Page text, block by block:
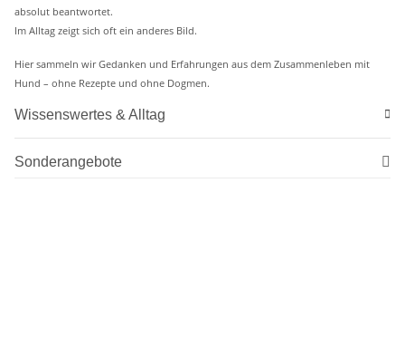
absolut beantwortet.
Im Alltag zeigt sich oft ein anderes Bild.
Hier sammeln wir Gedanken und Erfahrungen aus dem Zusammenleben mit
Hund – ohne Rezepte und ohne Dogmen.
Wissenswertes & Alltag
Sonderangebote